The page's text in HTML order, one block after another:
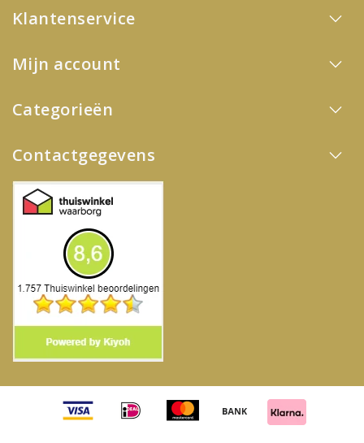
Klantenservice
Mijn account
Categorieën
Contactgegevens